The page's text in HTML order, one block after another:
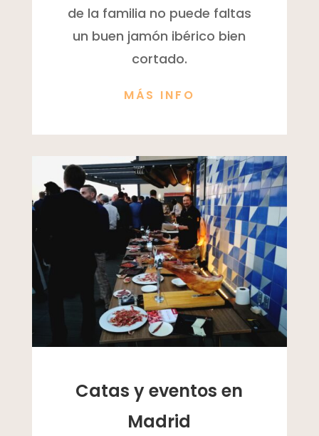
de la familia no puede faltas
un buen jamón ibérico bien
cortado.
MÁS INFO
Catas y eventos en
Madrid